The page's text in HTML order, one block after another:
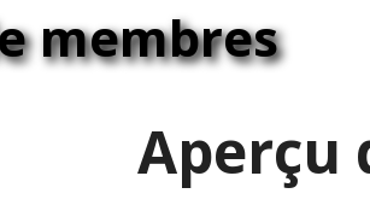
membres
Aperçu